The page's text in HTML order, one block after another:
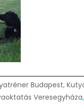
Budapest,
Veresegyháza,